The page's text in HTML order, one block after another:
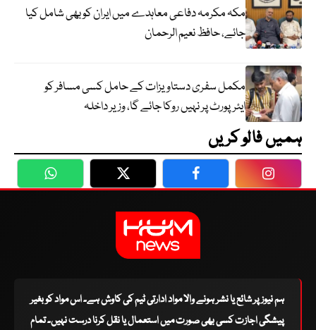
مکہ مکرمہ دفاعی معاہدے میں ایران کو بھی شامل کیا
جائے، حافظ نعیم الرحمان
مکمل سفری دستاویزات کے حامل کسی مسافر کو
ایئرپورٹ پر نہیں روکا جائے گا، وزیر داخلہ
ہمیں فالو کریں
WhatsApp Twitter Facebook
ہم نیوز پر شائع یا نشر ہونے والا مواد ادارتی ٹیم کی کاوش ہے۔ اس مواد کو بغیر
پیشگی اجازت کسی بھی صورت میں استعمال یا نقل کرنا درست نہیں۔ تمام